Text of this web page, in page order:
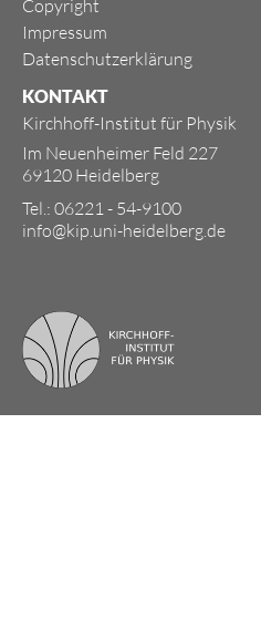
Copyright
Impressum
Datenschutzerklärung
KONTAKT
Kirchhoff-Institut für Physik
Im Neuenheimer Feld 227
69120 Heidelberg
Tel.: 06221 - 54-9100
info@kip.uni-heidelberg.de